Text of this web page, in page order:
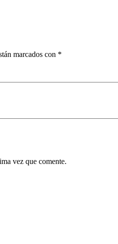
marcados con *
vez que comente.